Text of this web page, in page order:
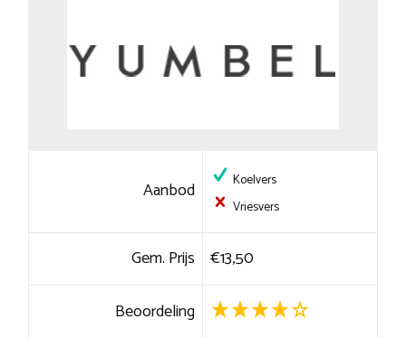
Aanbod
Koelvers
Vriesvers
Gem. Prijs €13,50
Beoordeling